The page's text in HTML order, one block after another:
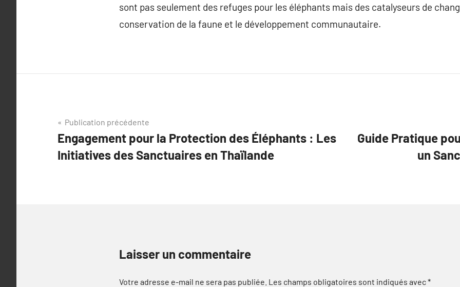
sont pas seulement des refuges pour les éléphants mais des catalyseurs de
conservation de la faune et le développement communautaire.
Navigation
de
l’article
Publication précédente
Engagement pour la Protection des Éléphants : Les
Initiatives des Sanctuaires en Thaïlande
Guide Pratique
un
Laisser un commentaire
Votre adresse e-mail ne sera pas publiée. Les champs obligatoires sont indiqués avec*